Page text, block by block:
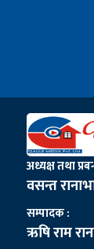
अध्यक्ष तथा
वसन्त
सम्पादक :
ऋषि राम